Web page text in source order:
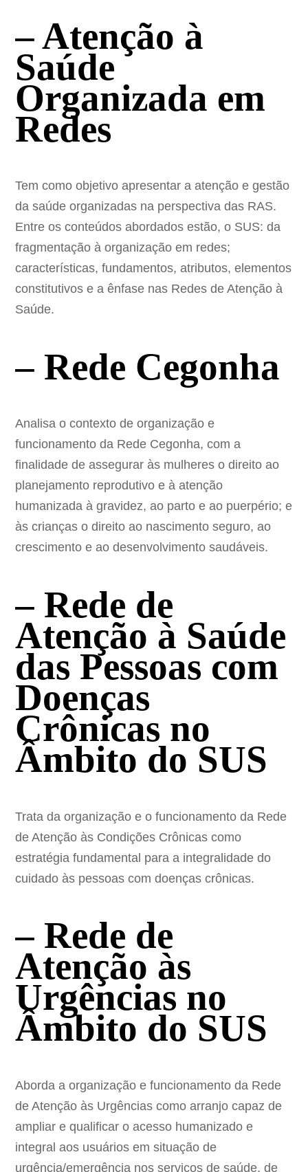
– Atenção à
Saúde
Organizada em
Redes
Tem como objetivo apresentar a atenção e gestão
da saúde organizadas na perspectiva das RAS.
Entre os conteúdos abordados estão, o SUS: da
fragmentação à organização em redes;
características, fundamentos, atributos, elementos
constitutivos e a ênfase nas Redes de Atenção à
Saúde.
– Rede Cegonha
Analisa o contexto de organização e
funcionamento da Rede Cegonha, com a
finalidade de assegurar às mulheres o direito ao
planejamento reprodutivo e à atenção
humanizada à gravidez, ao parto e ao puerpério; e
às crianças o direito ao nascimento seguro, ao
crescimento e ao desenvolvimento saudáveis.
– Rede de
Atenção à Saúde
das Pessoas com
Doenças
Crônicas no
Âmbito do SUS
Trata da organização e o funcionamento da Rede
de Atenção às Condições Crônicas como
estratégia fundamental para a integralidade do
cuidado às pessoas com doenças crônicas.
– Rede de
Atenção às
Urgências no
Âmbito do SUS
Aborda a organização e funcionamento da Rede
de Atenção às Urgências como arranjo capaz de
ampliar e qualificar o acesso humanizado e
integral aos usuários em situação de
urgência/emergência nos serviços de saúde, de